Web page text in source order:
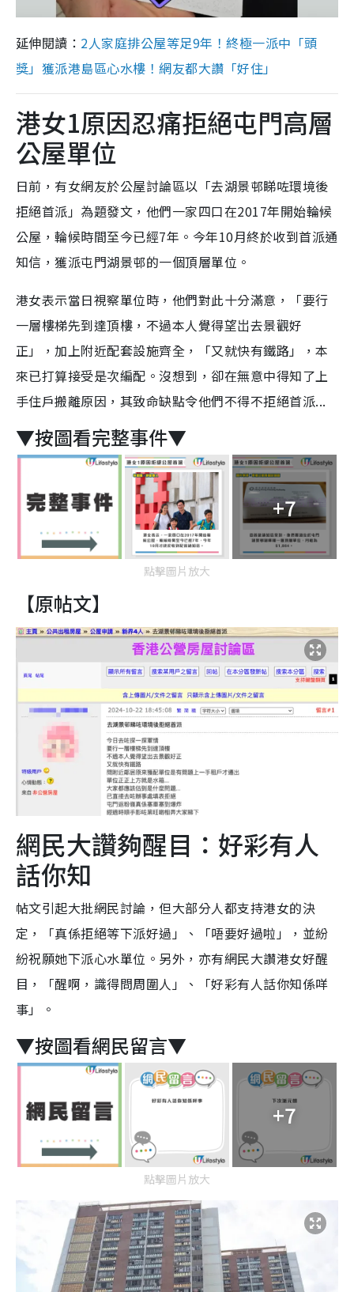
延伸閱讀： 2人家庭排公屋等足9年！終極一派中「頭
獎」獲派港島區心水樓！網友都大讚「好住」
港女1原因忍痛拒絕屯門高層
公屋單位
日前，有女網友於公屋討論區以「去湖景邨睇咗環境後
拒絕首派」為題發文，他們一家四口在2017年開始輪候
公屋，輪候時間至今已經7年。今年10月終於收到首派通
知信，獲派屯門湖景邨的一個頂層單位。
港女表示當日視察單位時，他們對此十分滿意，「要行
一層樓梯先到達頂樓，不過本人覺得望岀去景觀好
正」，加上附近配套設施齊全，「又就快有鐵路」，本
來已打算接受是次編配。沒想到，卻在無意中得知了上
手住戶搬離原因，其致命缺點令他們不得不拒絕首派...
▼按圖看完整事件▼
+7
點擊圖片放大
【原帖文】
網民大讚夠醒目：好彩有人
話你知
帖文引起大批網民討論，但大部分人都支持港女的決
定，「真係拒絕等下派好過」、「唔要好過啦」，並紛
紛祝願她下派心水單位。另外，亦有網民大讚港女好醒
目，「醒啊，識得問周圍人」、「好彩有人話你知係咩
事」。
▼按圖看網民留言▼
+7
點擊圖片放大